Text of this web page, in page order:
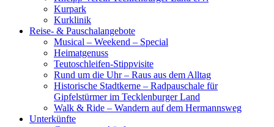
Kurpark
Kurklinik
Reise- & Pauschalangebote
Musical – Weekend – Special
Heimatgenuss
Teutoschleifen-Stippvisite
Rund um die Uhr – Raus aus dem Alltag
Historische Stadtkerne – Radpauschale für
Gipfelstürmer im Tecklenburger Land
Walk & Ride – Wandern auf dem Hermannsweg
Unterkünfte